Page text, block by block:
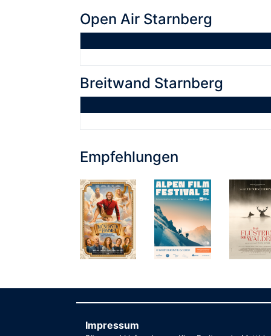
Open Air Starnberg
Breitwand Starnberg
Empfehlungen
Impressum